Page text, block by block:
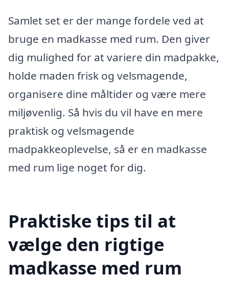
Samlet set er der mange fordele ved at
bruge en madkasse med rum. Den giver
dig mulighed for at variere din madpakke,
holde maden frisk og velsmagende,
organisere dine måltider og være mere
miljøvenlig. Så hvis du vil have en mere
praktisk og velsmagende
madpakkeoplevelse, så er en madkasse
med rum lige noget for dig.
Praktiske tips til at
vælge den rigtige
madkasse med rum